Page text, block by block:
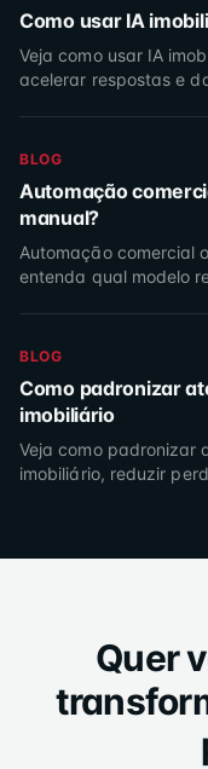
Como usar IA
Veja como usar IA
acelerar respostas e
BLOG
Automação
manual?
Automação comercial
entenda qual modelo
BLOG
Como padronizar
imobiliário
Veja como padronizar
imobiliário, reduzir
Quer